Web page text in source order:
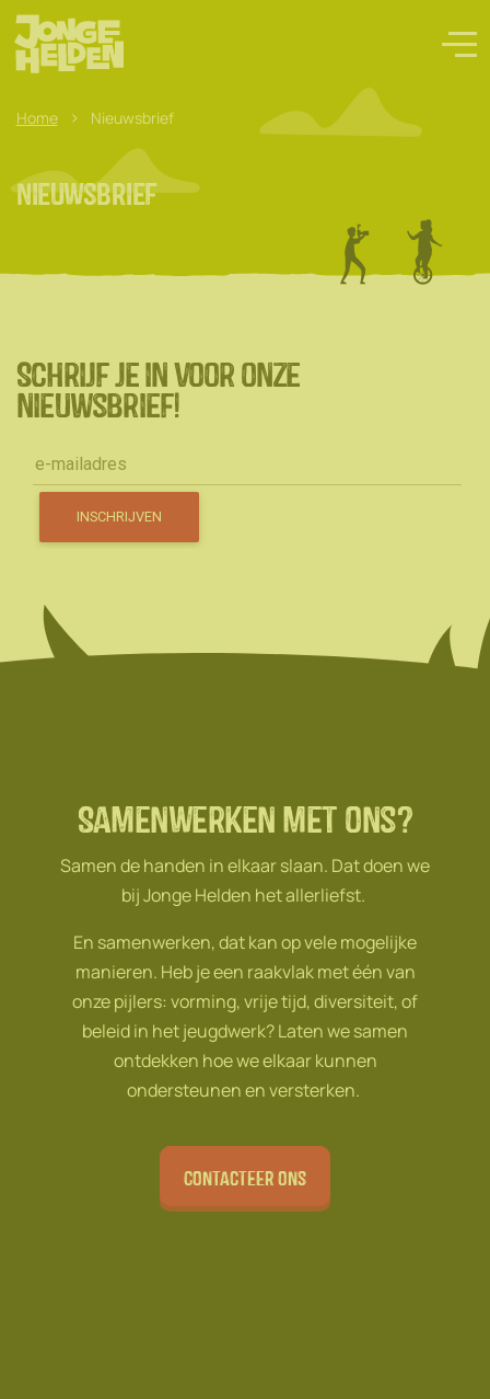
Home > Nieuwsbrief
Nieuwsbrief
Schrijf je in voor onze
nieuwsbrief!
Samenwerken met ons?
Samen de handen in elkaar slaan. Dat doen we
bij Jonge Helden het allerliefst.
En samenwerken, dat kan op vele mogelijke
manieren. Heb je een raakvlak met één van
onze pijlers: vorming, vrije tijd, diversiteit, of
beleid in het jeugdwerk? Laten we samen
ontdekken hoe we elkaar kunnen
ondersteunen en versterken.
Contacteer ons